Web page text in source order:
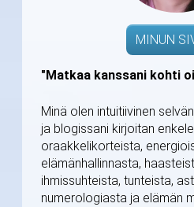
MINUN
"Matkaa kanssani kohti
Minä olen intuitiivinen
ja blogissani kirjoitan
oraakkelikorteista,
elämänhallinnasta,
ihmissuhteista, tunteista,
numerologiasta ja elämän